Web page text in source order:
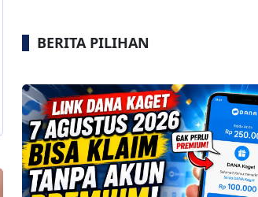
BERITA PILIHAN